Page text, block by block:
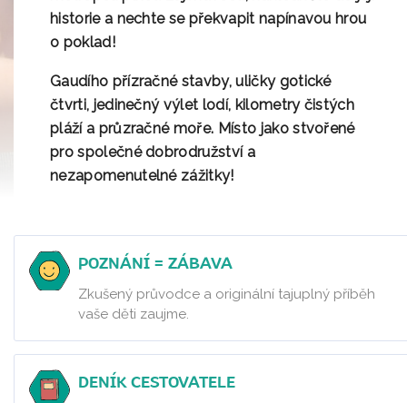
historie a nechte se překvapit napínavou hrou
o poklad!
Gaudího přízračné stavby, uličky gotické
čtvrti, jedinečný výlet lodí, kilometry čistých
pláží a průzračné moře. Místo jako stvořené
pro společné dobrodružství a
nezapomenutelné zážitky!
POZNÁNÍ = ZÁBAVA
Zkušený průvodce a originální tajuplný příběh
vaše děti zaujme.
DENÍK CESTOVATELE